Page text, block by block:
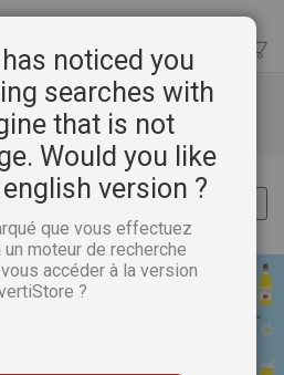
noticed you
searches with
that is not
Would you like
version ?
que vous effectuez
moteur de recherche
accéder à la version
?